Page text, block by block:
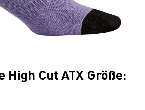
High Cut ATX Größe: